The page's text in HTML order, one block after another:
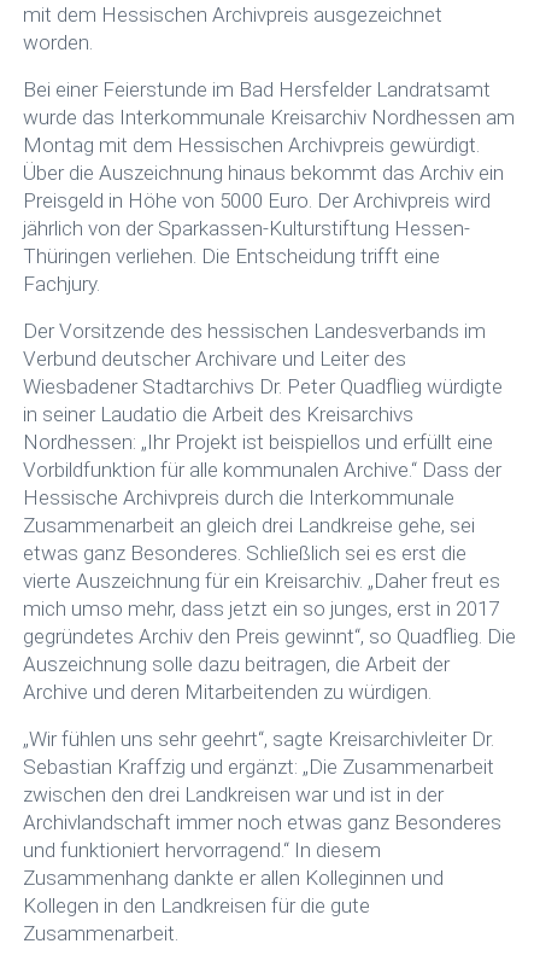
mit dem Hessischen Archivpreis ausgezeichnet
worden.
Bei einer Feierstunde im Bad Hersfelder Landratsamt
wurde das Interkommunale Kreisarchiv Nordhessen am
Montag mit dem Hessischen Archivpreis gewürdigt.
Über die Auszeichnung hinaus bekommt das Archiv ein
Preisgeld in Höhe von 5000 Euro. Der Archivpreis wird
jährlich von der Sparkassen-Kulturstiftung Hessen-
Thüringen verliehen. Die Entscheidung trifft eine
Fachjury.
Der Vorsitzende des hessischen Landesverbands im
Verbund deutscher Archivare und Leiter des
Wiesbadener Stadtarchivs Dr. Peter Quadflieg würdigte
in seiner Laudatio die Arbeit des Kreisarchivs
Nordhessen: „Ihr Projekt ist beispiellos und erfüllt eine
Vorbildfunktion für alle kommunalen Archive.“ Dass der
Hessische Archivpreis durch die Interkommunale
Zusammenarbeit an gleich drei Landkreise gehe, sei
etwas ganz Besonderes. Schließlich sei es erst die
vierte Auszeichnung für ein Kreisarchiv. „Daher freut es
mich umso mehr, dass jetzt ein so junges, erst in 2017
gegründetes Archiv den Preis gewinnt“, so Quadflieg. Die
Auszeichnung solle dazu beitragen, die Arbeit der
Archive und deren Mitarbeitenden zu würdigen.
„Wir fühlen uns sehr geehrt“, sagte Kreisarchivleiter Dr.
Sebastian Kraffzig und ergänzt: „Die Zusammenarbeit
zwischen den drei Landkreisen war und ist in der
Archivlandschaft immer noch etwas ganz Besonderes
und funktioniert hervorragend.“ In diesem
Zusammenhang dankte er allen Kolleginnen und
Kollegen in den Landkreisen für die gute
Zusammenarbeit.